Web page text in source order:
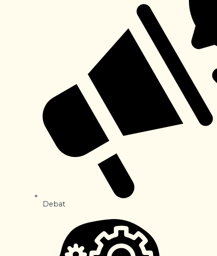
Debat